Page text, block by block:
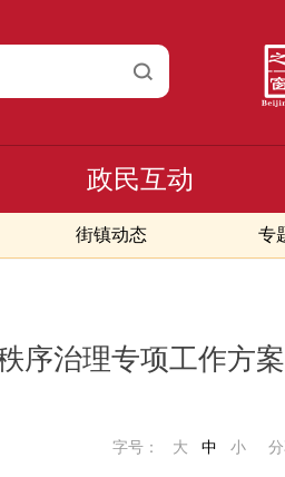
街镇动态 专
政民互动
序治理专项工作方
字号： 大 中 小